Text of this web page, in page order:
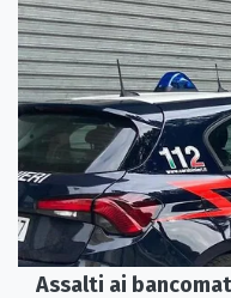
Assalti ai